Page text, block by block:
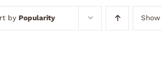
by Popularity Show